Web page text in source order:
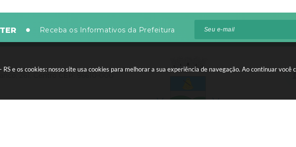
e os cookies: nosso site usa cookies para melhorar a sua experiência de navegação. Ao continuar você
Receba os Informativos da Prefeitura
261, Centro CEP: 96610-000